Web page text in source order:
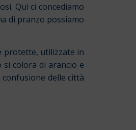
Qui ci concediamo
di pranzo possiamo
protette, utilizzate in
colora di arancio e
delle città